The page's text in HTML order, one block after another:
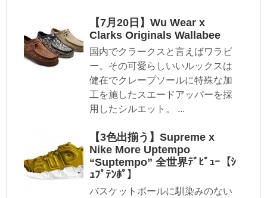
【7月20日】Wu Wear x
Clarks Originals Wallabee
国内でクラークスと言えばワラビ
ー。その可愛らしいいルックスは
健在でクレープソールに特殊な加
工を施したスエードアッパーを採
用したシルエット。 ...
【3色出揃う】Supreme x
Nike More Uptempo
“Suptempo” 全世界ﾃﾞﾋﾞｭｰ【ｼ
ｭﾌﾟﾃﾝﾎﾟ】
バスケットボールに馴染みのない